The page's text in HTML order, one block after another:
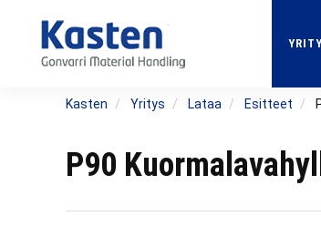
content
Kasten Yritys Lataa Esitteet
P90